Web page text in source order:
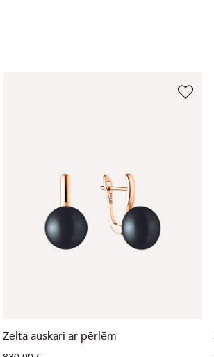
Zelta auskari ar pērlēm